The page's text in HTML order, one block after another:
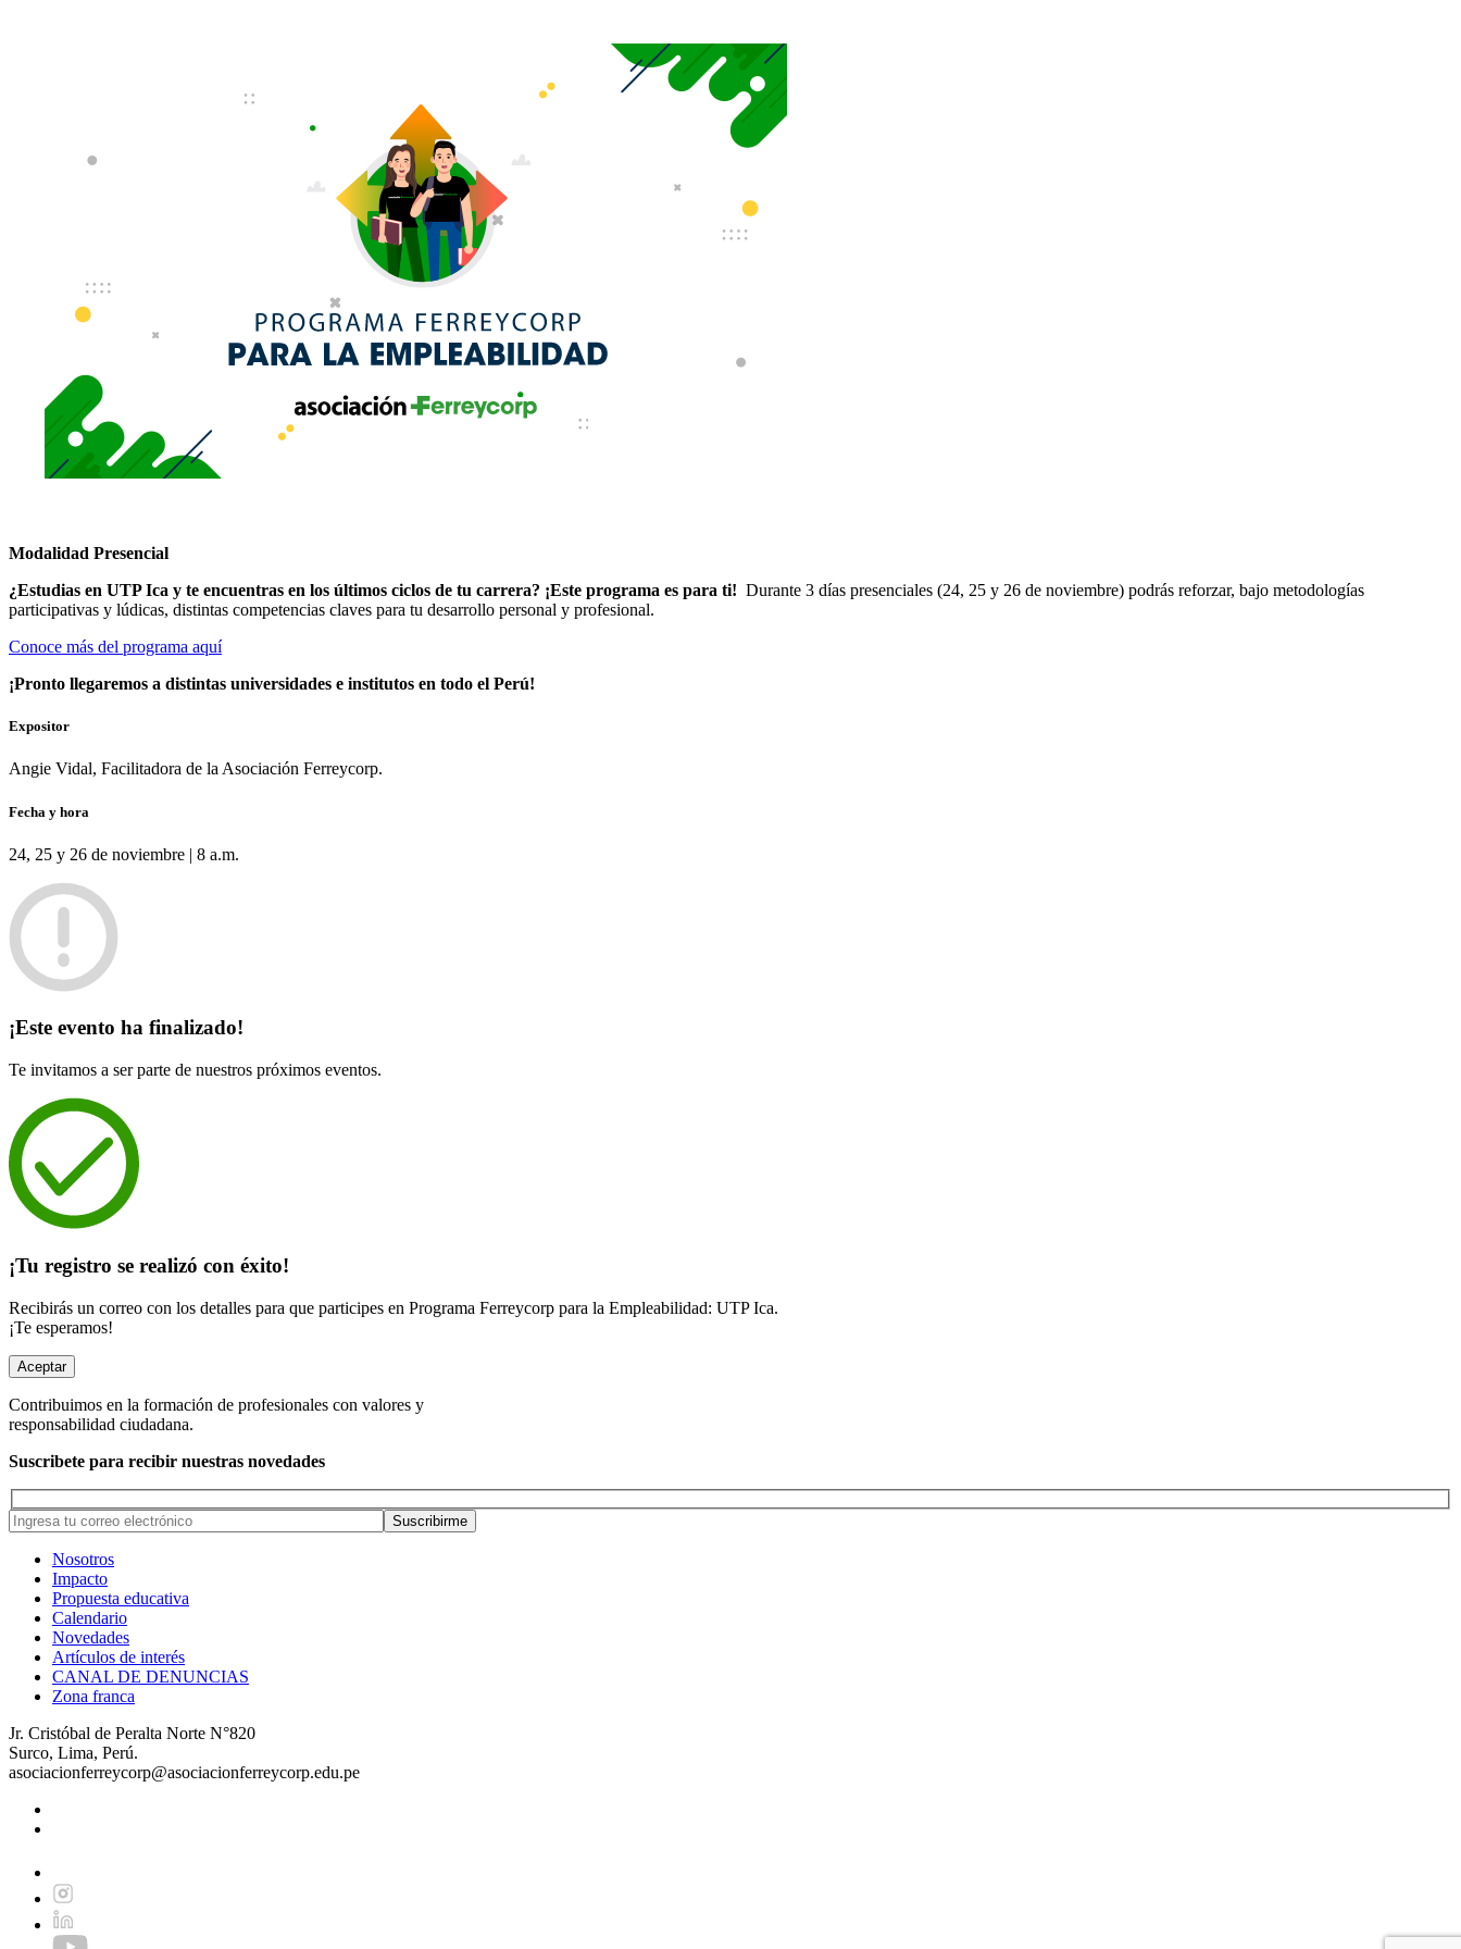
Modalidad Presencial
¿Estudias en UTP Ica y te encuentras en los últimos ciclos de tu carrera? ¡Este programa es para ti! Durante 3 días presenciales (24, 25 y 26 de noviembre) podrás reforzar, bajo metodologías
participativas y lúdicas, distintas competencias claves para tu desarrollo personal y profesional.
Conoce más del programa aquí
¡Pronto llegaremos a distintas universidades e institutos en todo el Perú!
Expositor
Angie Vidal, Facilitadora de la Asociación Ferreycorp.
Fecha y hora
24, 25 y 26 de noviembre | 8 a.m.
¡Este evento ha finalizado!
Te invitamos a ser parte de nuestros próximos eventos.
¡Tu registro se realizó con éxito!
Recibirás un correo con los detalles para que participes en Programa Ferreycorp para la Empleabilidad: UTP Ica.
¡Te esperamos!
Aceptar
Contribuimos en la formación de profesionales con valores y
responsabilidad ciudadana.
Suscribete para recibir nuestras novedades
Nosotros
Impacto
Propuesta educativa
Calendario
Novedades
Artículos de interés
CANAL DE DENUNCIAS
Zona franca
Jr. Cristóbal de Peralta Norte N°820
Surco, Lima, Perú.
asociacionferreycorp@asociacionferreycorp.edu.pe